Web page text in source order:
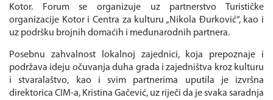
Kotor. Forum se organizuje uz partnerstvo Turističke
organizacije Kotor i Centra za kulturu „Nikola Đurković“, kao i
uz podršku brojnih domaćih i međunarodnih partnera.
Posebnu zahvalnost lokalnoj zajednici, koja prepoznaje i
podržava ideju očuvanja duha grada i zajedništva kroz kulturu
i stvaralaštvo, kao i svim partnerima uputila je izvršna
direktorica CIM-a, Kristina Gačević, uz riječi da je svaka saradnja